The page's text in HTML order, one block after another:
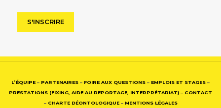
L’ÉQUIPE – PARTENAIRES – FOIRE AUX QUESTIONS – EMPLOIS ET STAGES –
PRESTATIONS (FIXING, AIDE AU REPORTAGE, INTERPRÉTARIAT) – CONTACT
– CHARTE DÉONTOLOGIQUE– MENTIONS LÉGALES